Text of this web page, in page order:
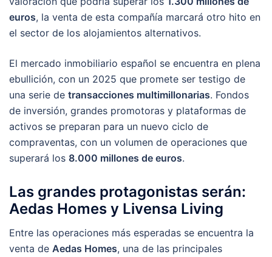
euros, la venta de esta compañía marcará otro hito en
el sector de los alojamientos alternativos.
El mercado inmobiliario español se encuentra en plena
ebullición, con un 2025 que promete ser testigo de
una serie de transacciones multimillonarias. Fondos
de inversión, grandes promotoras y plataformas de
activos se preparan para un nuevo ciclo de
compraventas, con un volumen de operaciones que
superará los 8.000 millones de euros.
Las grandes protagonistas serán:
Aedas Homes y Livensa Living
Entre las operaciones más esperadas se encuentra la
venta de Aedas Homes, una de las principales